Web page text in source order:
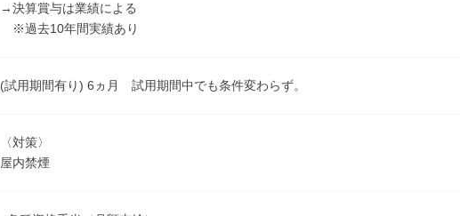
→決算賞与は業績による
※過去10年間実績あり
(試用期間有り) 6ヵ月 試用期間中でも条件変わらず。
〈対策〉
屋内禁煙